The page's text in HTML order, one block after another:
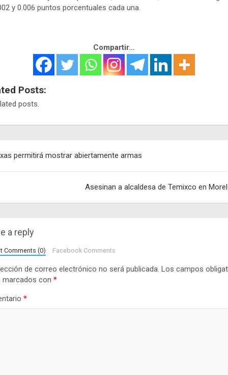
y 0.006 puntos porcentuales cada una.
Compartir...
Posts:
posts.
permitirá mostrar abiertamente armas
Asesinan a alcaldesa de Temixco en
a reply
Comments (0) Facebook Comments
de correo electrónico no será publicada. Los campos
marcados con *
*